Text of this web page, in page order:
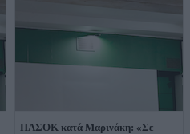
ΠΑΣΟΚ κατά Μαρινάκη: «Σε